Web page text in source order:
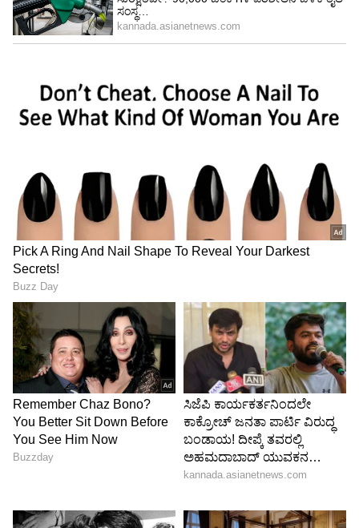
----
ದುರದೃಷ್ಟಕರ, ಖಂಡನೀಯ
ನೀಟ್‌ ಪ್ರಶ್ನೆ ಪತ್ರಿಕೆ ಕೋರಿಕೆ ಅತ್ಯಂತ ದುರದೃಷ್ಟಕರ ಮತ್ತು
ಖಂಡನೀಯ. ದೇಶದ ಒಂದು ದೊಡ್ಡ ಪ್ರವೇಶ ಪರೀಕ್ಷೆಯನ್ನೂ
ವೈಫಲ್ಯಕ್ಕೆ ಇದಕ್ಕಿಂತ ದೊಡ್ಡ ಸಾಕ್ಷಿ ಬೇಕಿಲ್ಲ. ಪರೀಕ್ಷಾ ಅಕ್ರಮ